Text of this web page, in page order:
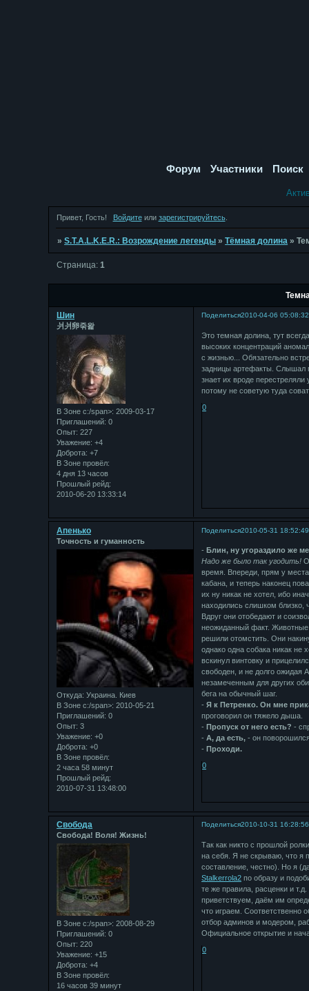
Форум Участники Поиск
Привет, Гость! Войдитеили зарегистрируйтесь.
»S.T.A.L.K.E.R.: Возрождение легенды »Тёмная долина »
Страница:1
Поделиться2010-04-06 05:08:32
Шин
⽙⽙卵죾왍
В Зоне с:/span>: 2009-03-17
Приглашений: 0
Опыт: 227
Уважение: +4
Доброта: +7
В Зоне провёл:
4 дня 13 часов
Прошлый рейд:
2010-06-20 13:33:14
Это темная долина, тут
высоких концентраций
с жизнью... Обязательно
задницы артефакты. Слышал
знает их вроде
потому не советую туда
0
Поделиться2010-05-31 18:52:49
Апенько
Точность и гуманность
Откуда: Украина. Киев
В Зоне с:/span>: 2010-05-21
Приглашений: 0
Опыт: 3
Уважение: +0
Доброта: +0
В Зоне провёл:
2 часа 58 минут
Прошлый рейд:
2010-07-31 13:48:00
- Блин, ну угораздило же
Надо же было так угодить!
время. Впереди, прям у места
кабана, и теперь наконец
их ну никак не хотел, ибо
находились слишком близко,
Вдруг они отобедают и
неожиданный факт.
решили отомстить. Они
однако одна собака никак не
вскинул винтовку и
свободен, и не долго ожидая
незамеченным для других
бега на обычный шаг.
-Я к Петренко. Он мне
проговорил он тяжело дыша.
- Пропуск от него есть? -
-А, да есть, - он
- Проходи.
0
Поделиться2010-10-31 16:28:56
Свобода
Свобода! Воля! Жизнь!
В Зоне с:/span>: 2008-08-29
Приглашений: 0
Опыт: 220
Уважение: +15
Доброта: +4
В Зоне провёл:
16 часов 39 минут
Так как никто с прошлой
на себя. Я не скрываю, что я
составление, честно). Но я
Stalkerrola2 по образу и
те же правила, расценки и
приветствуем, даём им
что играем. Соответственно
отбор админов и модером,
Официальное открытие и
0